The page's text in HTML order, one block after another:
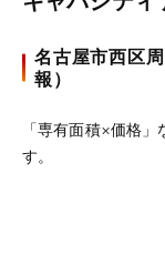
名古屋市西区
報）
「専有面積×価格
す。